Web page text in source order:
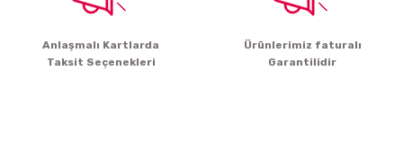
Anlaşmalı Kartlarda
Taksit Seçenekleri
Ürünlerimiz faturalı
Garantilidir